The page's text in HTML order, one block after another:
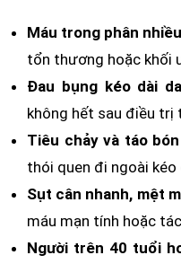
Máu trong phân
tổn thương hoặc khối
Đau bụng kéo dài
không hết sau điều trị
Tiêu chảy và táo
thói quen đi ngoài kéo
Sụt cân nhanh, mệt
máu mạn tính hoặc
Người trên 40 tuổi